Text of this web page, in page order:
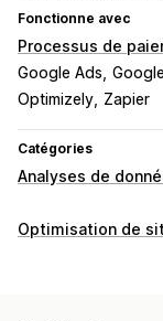
Fonctionne avec
Processus de
Google Ads
Optimizely Zapier
Catégories
Analyses de
Comportement du
Optimisation de